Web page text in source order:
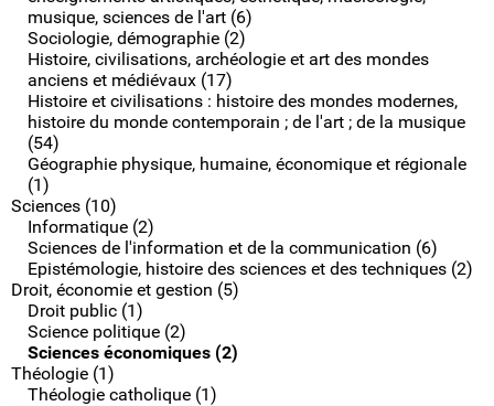
musique, sciences de l'art (6)
Sociologie, démographie (2)
Histoire, civilisations, archéologie et art des mondes
anciens et médiévaux (17)
Histoire et civilisations : histoire des mondes modernes,
histoire du monde contemporain ; de l'art ; de la musique
(54)
Géographie physique, humaine, économique et régionale
(1)
Sciences (10)
Informatique (2)
Sciences de l'information et de la communication (6)
Epistémologie, histoire des sciences et des techniques (2)
Droit, économie et gestion (5)
Droit public (1)
Science politique (2)
Sciences économiques (2)
Théologie (1)
Théologie catholique (1)